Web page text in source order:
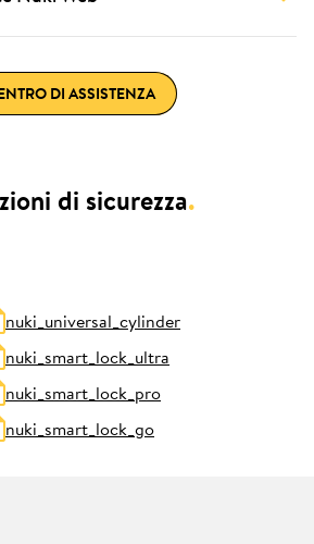
DI ASSISTENZA
di sicurezza.
nuki_universal_cylinder
nuki_smart_lock_ultra
nuki_smart_lock_pro
nuki_smart_lock_go